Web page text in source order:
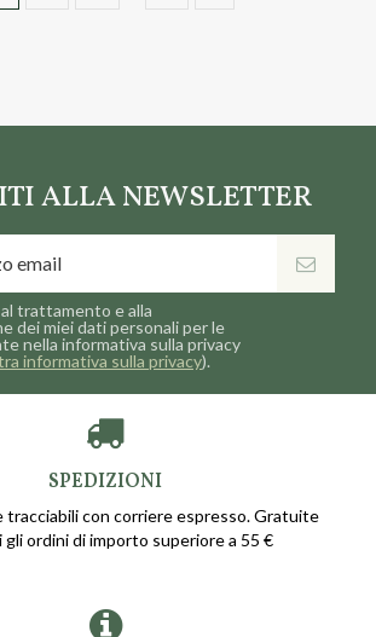
ALLA NEWSLETTER
trattamento e alla
dei miei dati personali per le
nella informativa sulla privacy
informativa sulla privacy).
SPEDIZIONI
tracciabili con corriere espresso. Gratuite
ordini di importo superiore a 55 €